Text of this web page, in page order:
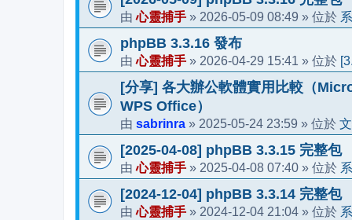
由心靈捕手 » 2026-05-09 08:49 » 位於
phpBB 3.3.16 發布
由心靈捕手 » 2026-04-29 15:41 » 位於
[分享] 各大辦公軟體實用比較（
WPS Office）
由 sabrinra » 2025-05-24 23:59 » 位於
[2025-04-08] phpBB 3.3.15 完整包
由心靈捕手 » 2025-04-08 07:40 » 位於
[2024-12-04] phpBB 3.3.14 完整包
由心靈捕手 » 2024-12-04 21:04 » 位於